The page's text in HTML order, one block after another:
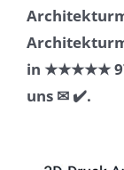
in ★★★★★
uns ✉ ✔️.